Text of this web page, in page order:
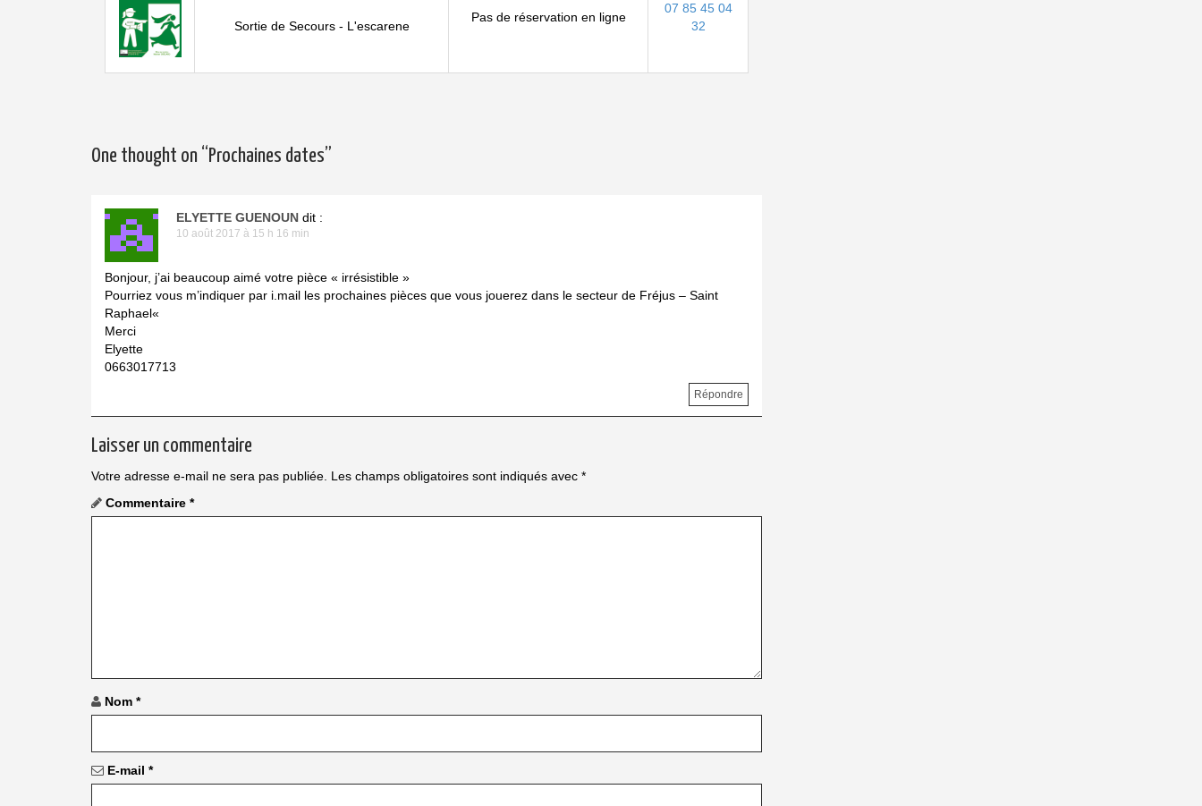
Sortie de Secours - L'escarene
Pas de réservation en ligne
07 85 45 04
32
One thought on “Prochaines dates”
ELYETTE GUENOUN dit :
10 août 2017 à 15 h 16 min
Bonjour, j’ai beaucoup aimé votre pièce « irrésistible »
Pourriez vous m’indiquer par i.mail les prochaines pièces que vous jouerez dans le secteur de Fréjus – Saint
Raphael«
Merci
Elyette
0663017713
Répondre
Laisser un commentaire
Votre adresse e-mail ne sera pas publiée. Les champs obligatoires sont indiqués avec *
Commentaire *
Nom *
E-mail *